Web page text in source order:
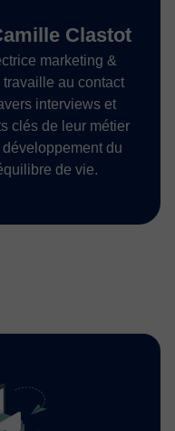
Clastot
marketing &
au contact
interviews et
clés de leur métier
du
de vie.